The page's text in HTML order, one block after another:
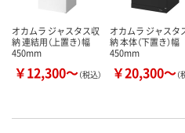
オカムラ ジャスタス収
納 連結用（上置き）幅
450mm
￥12,300～（税込）
オカムラ ジャスタ
納 本体（下置き）幅
450mm
￥20,300～（